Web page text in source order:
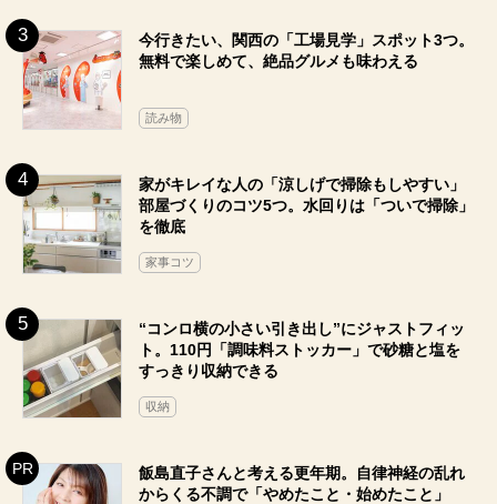
今行きたい、関西の「工場見学」スポット3つ。
無料で楽しめて、絶品グルメも味わえる
読み物
家がキレイな人の「涼しげで掃除もしやすい」
部屋づくりのコツ5つ。水回りは「ついで掃除」
を徹底
家事コツ
“コンロ横の小さい引き出し”にジャストフィッ
ト。110円「調味料ストッカー」で砂糖と塩を
すっきり収納できる
収納
飯島直子さんと考える更年期。自律神経の乱れ
からくる不調で「やめたこと・始めたこと」